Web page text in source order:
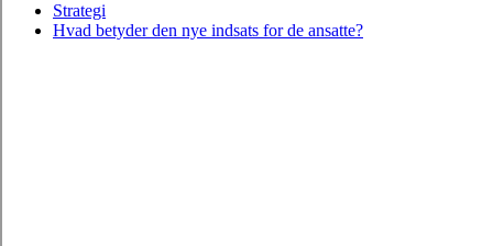
Strategi
Hvad betyder den nye indsats for de ansatte?